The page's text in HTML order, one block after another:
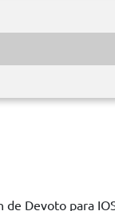
de Devoto para